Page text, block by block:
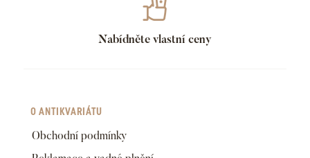
Nabídněte vlastní ceny
O ANTIKVARIÁTU
Obchodní podmínky